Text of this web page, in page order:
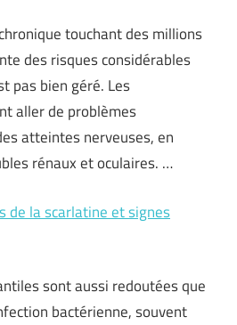
touchant des millions
des risques considérables
pas bien géré. Les
aller de problèmes
atteintes nerveuses, en
rénaux et oculaires. …
de la scarlatine et signes
sont aussi redoutées que
bactérienne, souvent